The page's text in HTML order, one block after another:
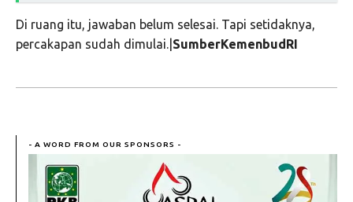
Di ruang itu, jawaban belum selesai. Tapi setidaknya,
percakapan sudah dimulai.| SumberKemenbudRI
- A WORD FROM OUR SPONSORS -